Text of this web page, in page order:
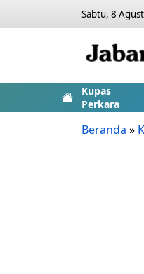
Sabtu, 8
Kupas
Perkara
Beranda »